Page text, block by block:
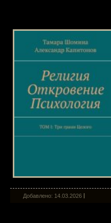
Добавлено: 14.03.2026